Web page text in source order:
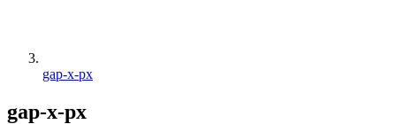
gap-x-px
gap-x-px